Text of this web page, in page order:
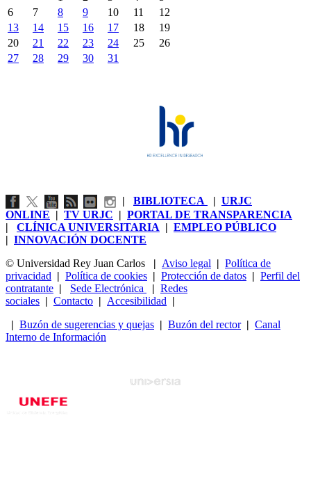
6
7 8 9 10 11
12
13
14 15 16 17 18
19
20
21 22 23 24 25
26
27
28 29 30 31
| BIBLIOTECA | URJC
ONLINE | TV URJC | PORTAL DE TRANSPARENCIA
| CLÍNICA UNIVERSITARIA | EMPLEO PÚBLICO
| INNOVACIÓN DOCENTE
© Universidad Rey Juan Carlos
| Aviso legal | Política de
privacidad | Política de cookies | Protección de datos | Perfil del
contratante | Sede Electrónica | Redes
sociales | Contacto | Accesibilidad |
| Buzón de sugerencias y quejas | Buzón del rector| Canal
Interno de Información